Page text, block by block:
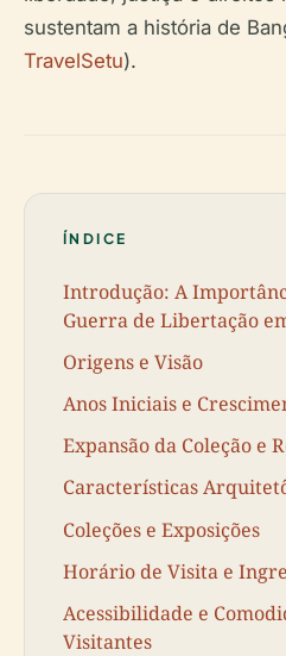
sustentam a história de
TravelSetu).
ÍNDICE
Introdução: A
Guerra de Libertação
Origens e Visão
Anos Iniciais e
Expansão da Coleção e
Características
Coleções e Exposições
Horário de Visita e
Acessibilidade e
Visitantes